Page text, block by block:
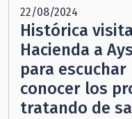
22/08/2024
Histórica
Hacienda a
para
conocer los
tratando de